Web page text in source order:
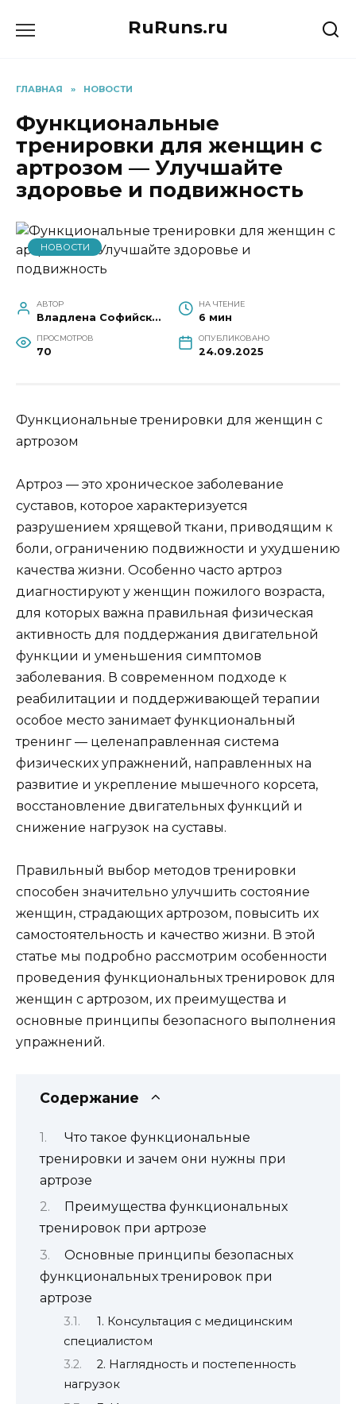
RuRuns.ru
ГЛАВНАЯ » НОВОСТИ
Функциональные
тренировки для женщин с
артрозом — Улучшайте
здоровье и подвижность
НОВОСТИ
АВТОР
Владлена Софийская
НА ЧТЕНИЕ
6 мин
ПРОСМОТРОВ
70
ОПУБЛИКОВАНО
24.09.2025
Функциональные тренировки для женщин с
артрозом
Артроз — это хроническое заболевание
суставов, которое характеризуется
разрушением хрящевой ткани, приводящим к
боли, ограничению подвижности и ухудшению
качества жизни. Особенно часто артроз
диагностируют у женщин пожилого возраста,
для которых важна правильная физическая
активность для поддержания двигательной
функции и уменьшения симптомов
заболевания. В современном подходе к
реабилитации и поддерживающей терапии
особое место занимает функциональный
тренинг — целенаправленная система
физических упражнений, направленных на
развитие и укрепление мышечного корсета,
восстановление двигательных функций и
снижение нагрузок на суставы.
Правильный выбор методов тренировки
способен значительно улучшить состояние
женщин, страдающих артрозом, повысить их
самостоятельность и качество жизни. В этой
статье мы подробно рассмотрим особенности
проведения функциональных тренировок для
женщин с артрозом, их преимущества и
основные принципы безопасного выполнения
упражнений.
Содержание
Что такое функциональные
тренировки и зачем они нужны при
артрозе
Преимущества функциональных
тренировок при артрозе
Основные принципы безопасных
функциональных тренировок при
артрозе
1. Консультация с медицинским
специалистом
2. Наглядность и постепенность
нагрузок